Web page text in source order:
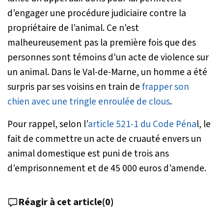
d’engager une procédure judiciaire contre la
propriétaire de l’animal. Ce n'est
malheureusement pas la première fois que des
personnes sont témoins d'un acte de violence sur
un animal. Dans le Val-de-Marne, un homme a été
surpris par ses voisins en train defrapper son
chien avec une tringle enroulée de clous.
Pour rappel, selon l’article 521-1 du Code Pénal, le
fait de commettre un acte de cruauté envers un
animal domestique est puni de trois ans
d’emprisonnement et de 45 000 euros d’amende.
Réagir à cet article(0)